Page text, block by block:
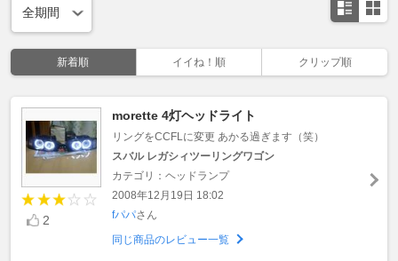
新着順 イイね！順 クリップ順
2
morette 4灯ヘッドライト
リングをCCFLに変更 あかる過ぎます（笑）
スバル レガシィツーリングワゴン
カテゴリ：ヘッドランプ
2008年12月19日 18:02
fパパさん
同じ商品のレビュー一覧